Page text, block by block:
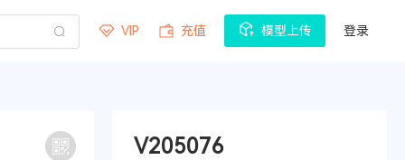
VIP 充值 模型上传 登录
V205076